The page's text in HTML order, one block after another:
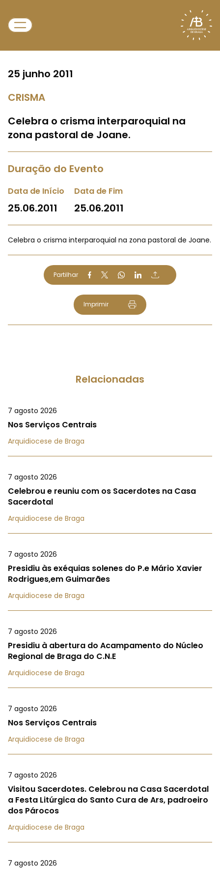
25 junho 2011
CRISMA
Celebra o crisma interparoquial na
zona pastoral de Joane.
Duração do Evento
Data de Início
25.06.2011
Data de Fim
25.06.2011
Celebra o crisma interparoquial na zona pastoral de Joane.
Partilhar
Imprimir
Relacionadas
7 agosto 2026
Nos Serviços Centrais
Arquidiocese de Braga
7 agosto 2026
Celebrou e reuniu com os Sacerdotes na Casa
Sacerdotal
Arquidiocese de Braga
7 agosto 2026
Presidiu às exéquias solenes do P.e Mário Xavier
Rodrigues,em Guimarães
Arquidiocese de Braga
7 agosto 2026
Presidiu à abertura do Acampamento do Núcleo
Regional de Braga do C.N.E
Arquidiocese de Braga
7 agosto 2026
Nos Serviços Centrais
Arquidiocese de Braga
7 agosto 2026
Visitou Sacerdotes. Celebrou na Casa Sacerdotal
a Festa Litúrgica do Santo Cura de Ars, padroeiro
dos Párocos
Arquidiocese de Braga
7 agosto 2026